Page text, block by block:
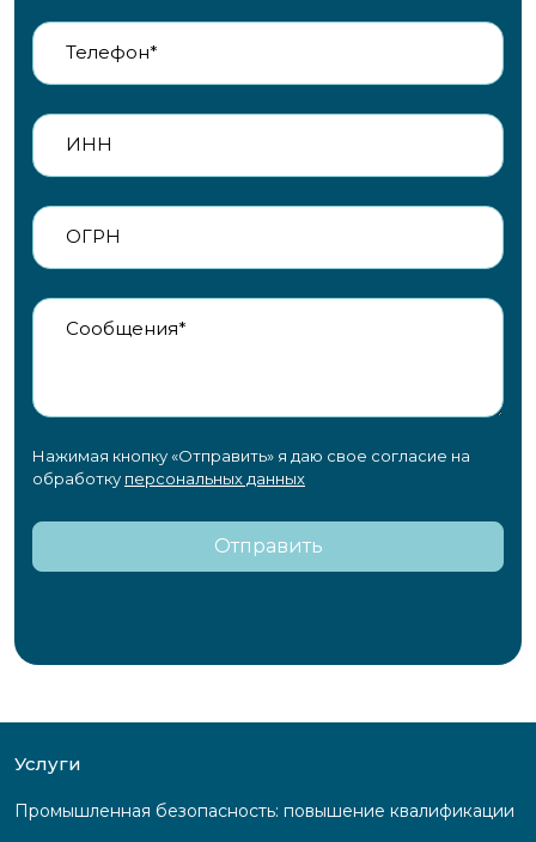
Телефон*
ИНН
ОГРН
Сообщения*
Нажимая кнопку «Отправить» я даю свое согласие на
обработку персональных данных
Отправить
Услуги
Промышленная безопасность: повышение квалификации